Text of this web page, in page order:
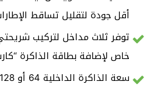
أقل جودة لتقليل تساقط
توفر ثلاث مداخل لتركيب
خاص لإضافة بطاقة الذاكرة
سعة الذاكرة الداخلية 64 أو 128 جيجا بايت.